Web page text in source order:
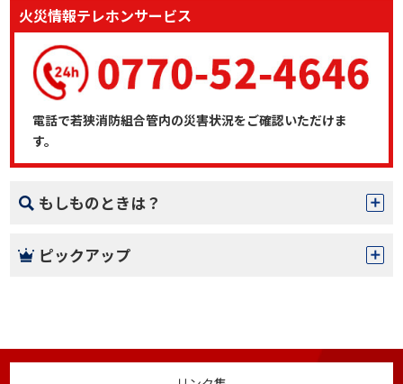
火災情報テレホンサービス
電話で若狭消防組合管内の災害状況をご確認いただけま
す。
もしものときは？
ピックアップ